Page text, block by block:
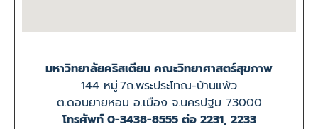
มหาวิทยาลัยคริสเตียน คณะวิทยาศาสตร์สุขภาพ
144 หมู่.7ถ.พระประโทณ-บ้านแพ้ว
ต.ดอนยายหอม อ.เมือง จ.นครปฐม 73000
โทรศัพท์ 0-3438-8555 ต่อ 2231, 2233